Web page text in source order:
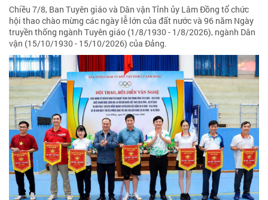
Chiều 7/8, Ban Tuyên giáo và Dân vận Tỉnh ủy Lâm Đồng tổ chức
hội thao chào mừng các ngày lễ lớn của đất nước và 96 năm Ngày
truyền thống ngành Tuyên giáo (1/8/1930 - 1/8/2026), ngành Dân
vận (15/10/1930 - 15/10/2026) của Đảng.